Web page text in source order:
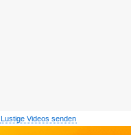
Lustige Videos senden